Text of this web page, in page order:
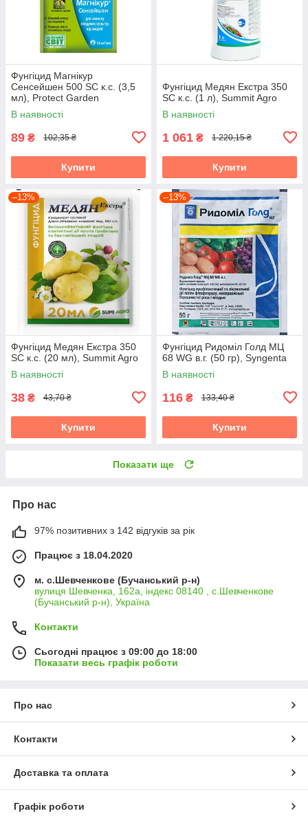
Фунгіцид Магнікур
Сенсейшен 500 SC к.с. (3,5
мл), Protect Garden
В наявності
89 ₴ 102,35 ₴
Купити
Фунгіцид Медян Екстра 350
SC к.с. (1 л), Summit Agro
В наявності
1 061 ₴ 1 220,15 ₴
Купити
–13%
Фунгіцид Медян Екстра 350
SC к.с. (20 мл), Summit Agro
В наявності
38 ₴ 43,70 ₴
Купити
–13%
Фунгіцид Ридоміл Голд МЦ
68 WG в.г. (50 гр), Syngenta
В наявності
116 ₴ 133,40 ₴
Купити
Показати ще
Про нас
97% позитивних з 142 відгуків за рік
Працює з 18.04.2020
м. с.Шевченкове (Бучанський р-н)
вулиця Шевченка, 162а, індекс 08140 , с.Шевченкове
(Бучанський р-н), Україна
Контакти
Сьогодні працює з 09:00 до 18:00
Показати весь графік роботи
Про нас
Контакти
Доставка та оплата
Графік роботи